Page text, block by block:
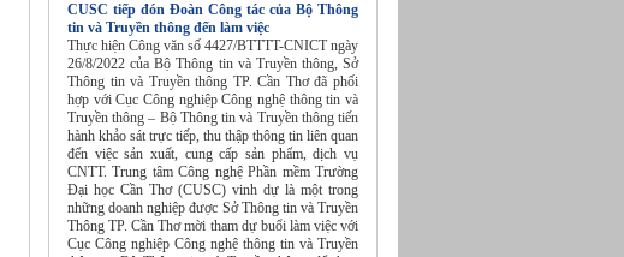
CUSC tiếp đón Đoàn Công tác của Bộ Thông
tin và Truyền thông đến làm việc
Thực hiện Công văn số 4427/BTTTT-CNICT ngày
26/8/2022 của Bộ Thông tin và Truyền thông, Sở
Thông tin và Truyền thông TP. Cần Thơ đã phối
hợp với Cục Công nghiệp Công nghệ thông tin và
Truyền thông – Bộ Thông tin và Truyền thông tiến
hành khảo sát trực tiếp, thu thập thông tin liên quan
đến việc sản xuất, cung cấp sản phẩm, dịch vụ
CNTT. Trung tâm Công nghệ Phần mềm Trường
Đại học Cần Thơ (CUSC) vinh dự là một trong
những doanh nghiệp được Sở Thông tin và Truyền
Thông TP. Cần Thơ mời tham dự buổi làm việc với
Cục Công nghiệp Công nghệ thông tin và Truyền